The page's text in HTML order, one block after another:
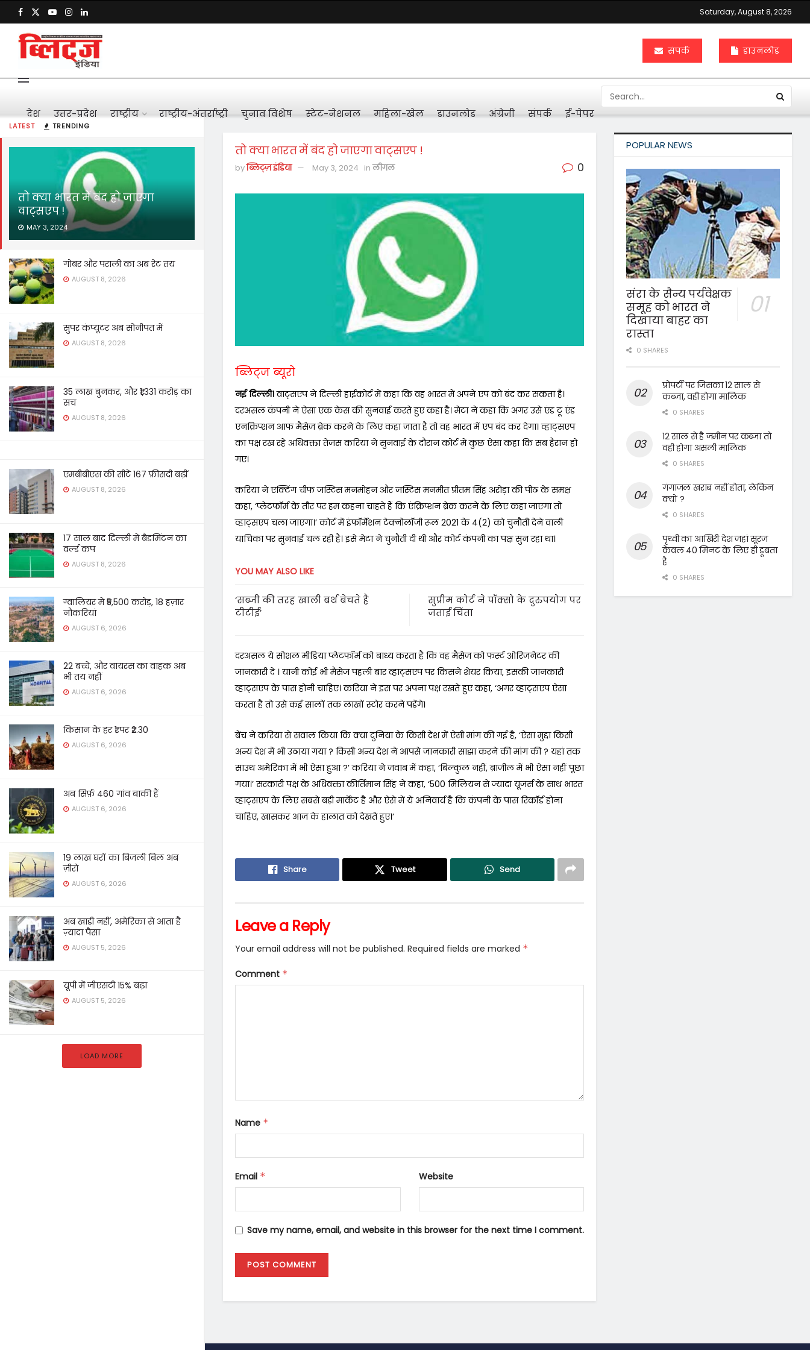
LATEST TRENDING
तो क्या भारत में बंद हो जाएगा
वाट्सएप !
MAY 3, 2024
गोबर और पराली का अब रेट तय
AUGUST 8, 2026
सुपर कंप्यूटर अब सोनीपत में
AUGUST 8, 2026
35 लाख बुनकर, और ₹1,331 करोड़ का
सच
AUGUST 8, 2026
एमबीबीएस की सीटें 167 फ़ीसदी बढ़ीं
AUGUST 8, 2026
17 साल बाद दिल्ली में बैडमिंटन का
वर्ल्ड कप
AUGUST 8, 2026
ग्वालियर में ₹5,500 करोड़, 18 हज़ार
नौकरियां
AUGUST 6, 2026
22 बच्चे, और वायरस का वाहक अब
भी तय नहीं
AUGUST 6, 2026
किसान के हर ₹1 पर ₹2.30
AUGUST 6, 2026
अब सिर्फ़ 460 गांव बाकी हैं
AUGUST 6, 2026
19 लाख घरों का बिजली बिल अब
ज़ीरो
AUGUST 6, 2026
अब खाड़ी नहीं, अमेरिका से आता है
ज़्यादा पैसा
AUGUST 5, 2026
यूपी में जीएसटी 15% बढ़ा
AUGUST 5, 2026
LOAD MORE
Saturday, August 8, 2026
संपर्क डाउनलोड
देश उत्तर-प्रदेश राष्ट्रीय राष्ट्रीय-अंतर्राष्ट्री चुनाव विशेष स्टेट-नेशनल महिला-खेल डाउनलोड अंग्रेजी संपर्क ई-पेपर
तो क्या भारत में बंद हो जाएगा वाट्सएप !
byब्लिट्ज़ इंडिया May 3, 2024 in लीगल 0
ब्लिट्ज ब्यूरो
नई दिल्ली।वाट्सएप ने दिल्ली हाईकोर्ट में कहा कि वह भारत में अपने एप को बंद कर सकता है।
दरअसल कंपनी ने ऐसा एक केस की सुनवाई करते हुए कहा है। मेटा ने कहा कि अगर उसे एंड टू एंड
एनक्रिप्शन आफ मैसेज ब्रेक करने के लिए कहा जाता है तो वह भारत में एप बंद कर देगा। व्हाट्सएप
का पक्ष रख रहे अधिवक्ता तेजस करिया ने सुनवाई के दौरान कोर्ट में कुछ ऐसा कहा कि सब हैरान हो
गए।
करिया ने एक्टिंग चीफ जस्टिस मनमोहन और जस्टिस मनमीत प्रीतम सिंह अरोड़ा की पीठ के समक्ष
कहा, ‘प्लेटफॉर्म के तौर पर हम कहना चाहते हैं कि एंक्रिप्शन ब्रेक करने के लिए कहा जाएगा तो
व्हाट्सएप चला जाएगा।’ कोर्ट में इंफॉर्मेशन टेक्नोलॉजी रूल 2021 के 4(2) को चुनौती देने वाली
याचिका पर सुनवाई चल रही है। इसे मेटा ने चुनौती दी थी और कोर्ट कंपनी का पक्ष सुन रहा था।
YOU MAY ALSO LIKE
‘सब्जी की तरह खाली बर्थ बेचते हैं
टीटीई’
सुप्रीम कोर्ट ने पॉक्सो के दुरुपयोग पर
जताई चिंता
दरअसल ये सोशल मीडिया प्लेटफॉर्म को बाध्य करता है कि वह मैसेज को फर्स्ट ओरिजनेटर की
जानकारी दे । यानी कोई भी मैसेज पहली बार व्हाट्सएप पर किसने शेयर किया, इसकी जानकारी
व्हाट्सएप के पास होनी चाहिए। करिया ने इस पर अपना पक्ष रखते हुए कहा, ‘अगर व्हाट्सएप ऐसा
करता है तो उसे कई सालों तक लाखों स्टोर करने पड़ेंगे।
बेंच ने करिया से सवाल किया कि क्या दुनिया के किसी देश में ऐसी मांग की गई है, ‘ऐसा मुद्दा किसी
अन्य देश में भी उठाया गया ? किसी अन्य देश ने आपसे जानकारी साझा करने की मांग की ? यहां तक
साउथ अमेरिका में भी ऐसा हुआ ?’ करिया ने जवाब में कहा, ‘बिल्कुल नहीं, ब्राजील में भी ऐसा नहीं पूछा
गया।’ सरकारी पक्ष के अधिवक्ता कीर्तिमान सिंह ने कहा, ‘500 मिलियन से ज्यादा यूजर्स के साथ भारत
व्हाट्सएप के लिए सबसे बड़ी मार्केट है और ऐसे में ये अनिवार्य है कि कंपनी के पास रिकॉर्ड होना
चाहिए, खासकर आज के हालात को देखते हुए।’
Share Tweet Send
Leave a Reply
Your email address will not be published. Required fields are marked *
Comment *
Name *
Email * Website
Save my name, email, and website in this browser for the next time I comment.
POPULAR NEWS
संरा के सैन्य पर्यवेक्षक
समूह को भारत ने
दिखाया बाहर का
रास्ता
0 SHARES
प्रोपर्टी पर जिसका 12 साल से
कब्जा, वही होगा मालिक
0 SHARES
12 साल से है जमीन पर कब्जा तो
वही होगा असली मालिक
0 SHARES
गंगाजल खराब नहीं होता, लेकिन
क्यों ?
0 SHARES
पृथ्वी का आखिरी देश जहां सूरज
केवल 40 मिनट के लिए ही डूबता
है
0 SHARES